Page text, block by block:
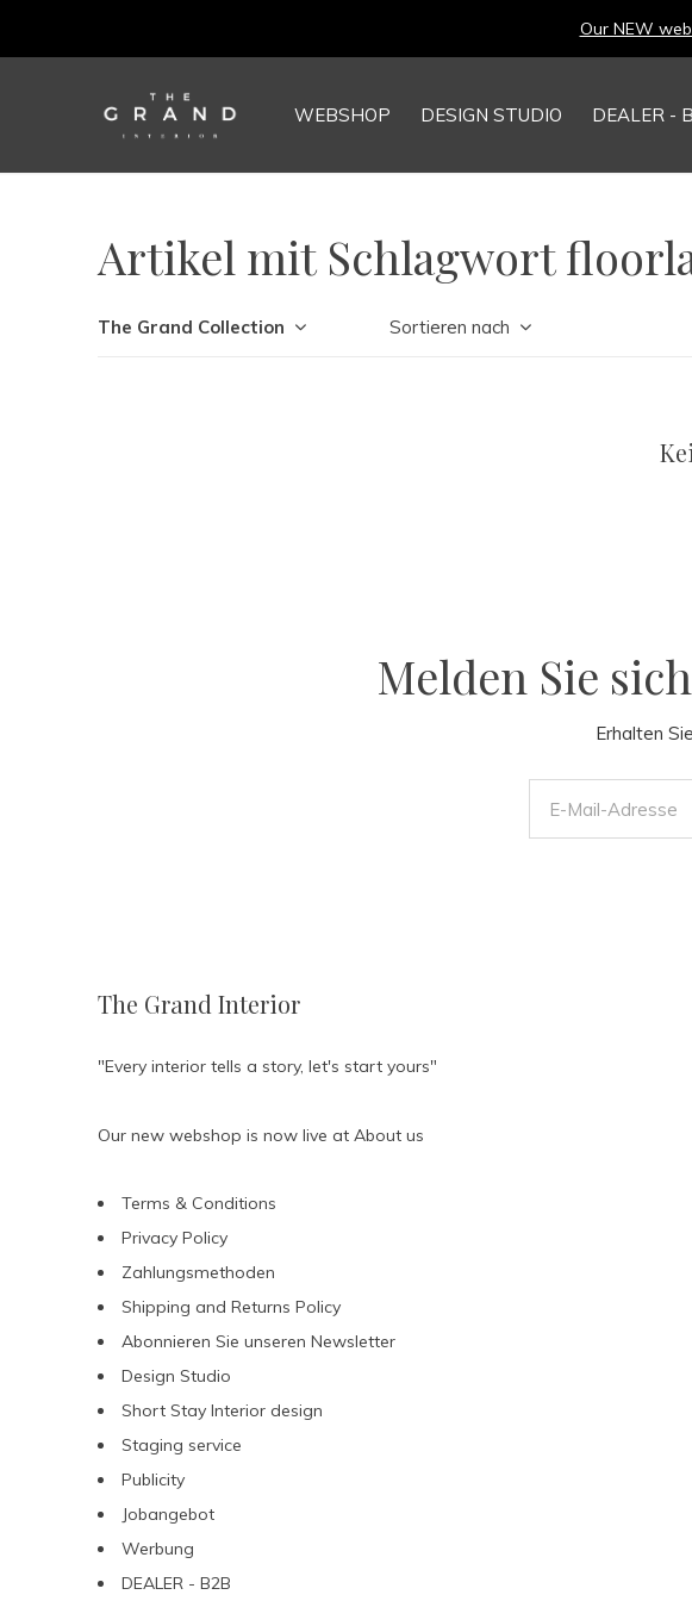
WEBSHOP DESIGN STUDIO DEALER -
Our NEW
Artikel mit Schlagwort
The Grand Collection Sortieren nach
Melden Sie
Erhalten
The Grand Interior
"Every interior tells a story, let's start yours"
Our new webshop is now live at About us
Terms & Conditions
Privacy Policy
Zahlungsmethoden
Shipping and Returns Policy
Abonnieren Sie unseren Newsletter
Design Studio
Short Stay Interior design
Staging service
Publicity
Jobangebot
Werbung
DEALER - B2B